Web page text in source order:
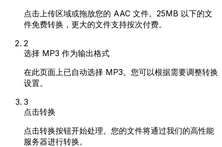
点击上传区域或拖放您的 AAC 文件。25MB 以下的文
件免费转换，更大的文件支持按次付费。
2
选择 MP3 作为输出格式
在此页面上已自动选择 MP3。您可以根据需要调整转换
设置。
3
点击转换
点击转换按钮开始处理。您的文件将通过我们的高性能
服务器进行转换。